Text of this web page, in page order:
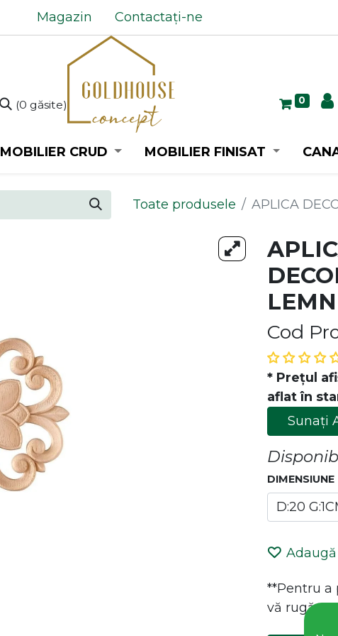
Magazin Contactați-ne
(0 găsite) 0
MOBILIER CRUD MOBILIER FINISAT
Toate produsele APLICA
LEMN
Cod
* Prețul
aflat în
Sunați
DIMENSIUNE
**Pentru a
vă rugăm